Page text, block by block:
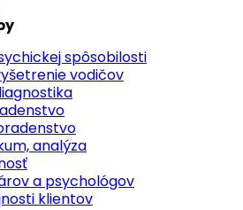
spôsobilosti
vodičov
analýza
a psychológov
klientov